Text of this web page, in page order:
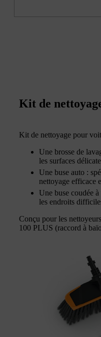
Kit de
Kit de nettoyage pour
Une brosse de
les surfaces
Une buse auto :
nettoyage efficace
Une buse coudée
les endroits
Conçu pour les
100 PLUS (raccord à